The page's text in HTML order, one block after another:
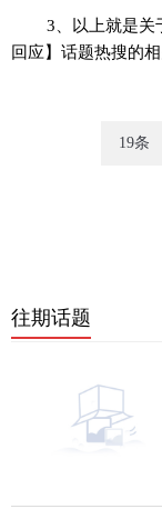
3、以上就是关
回应】话题热搜的
19条
往期话题